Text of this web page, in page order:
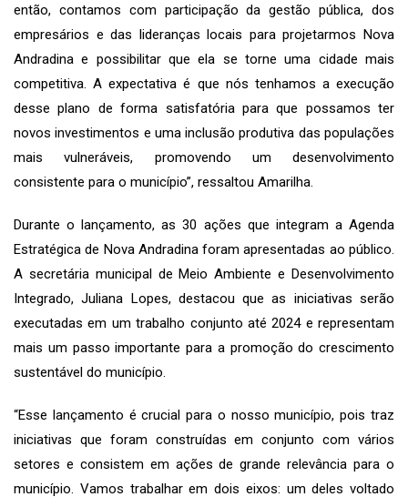
então, contamos com participação da gestão pública, dos
empresários e das lideranças locais para projetarmos Nova
Andradina e possibilitar que ela se torne uma cidade mais
competitiva. A expectativa é que nós tenhamos a execução
desse plano de forma satisfatória para que possamos ter
novos investimentos e uma inclusão produtiva das populações
mais vulneráveis, promovendo um desenvolvimento
consistente para o município”, ressaltou Amarilha.
Durante o lançamento, as 30 ações que integram a Agenda
Estratégica de Nova Andradina foram apresentadas ao público.
A secretária municipal de Meio Ambiente e Desenvolvimento
Integrado, Juliana Lopes, destacou que as iniciativas serão
executadas em um trabalho conjunto até 2024 e representam
mais um passo importante para a promoção do crescimento
sustentável do município.
“Esse lançamento é crucial para o nosso município, pois traz
iniciativas que foram construídas em conjunto com vários
setores e consistem em ações de grande relevância para o
município. Vamos trabalhar em dois eixos: um deles voltado